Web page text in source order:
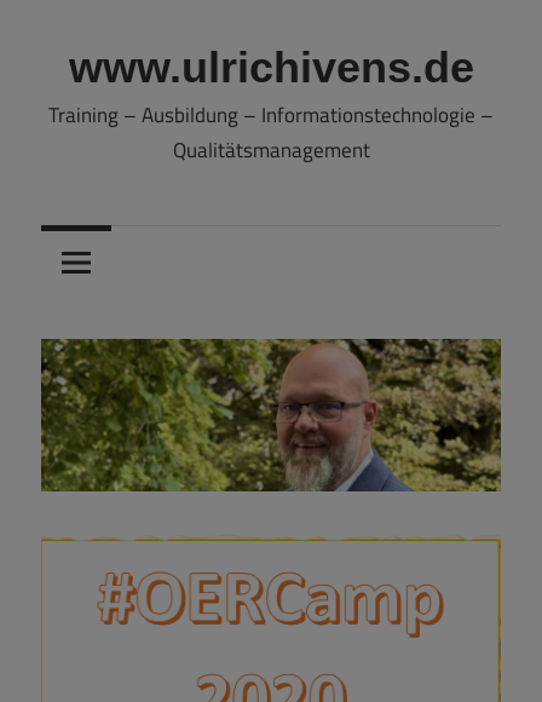
springen
www.ulrichivens.de
Training – Ausbildung – Informationstechnologie –
Qualitätsmanagement